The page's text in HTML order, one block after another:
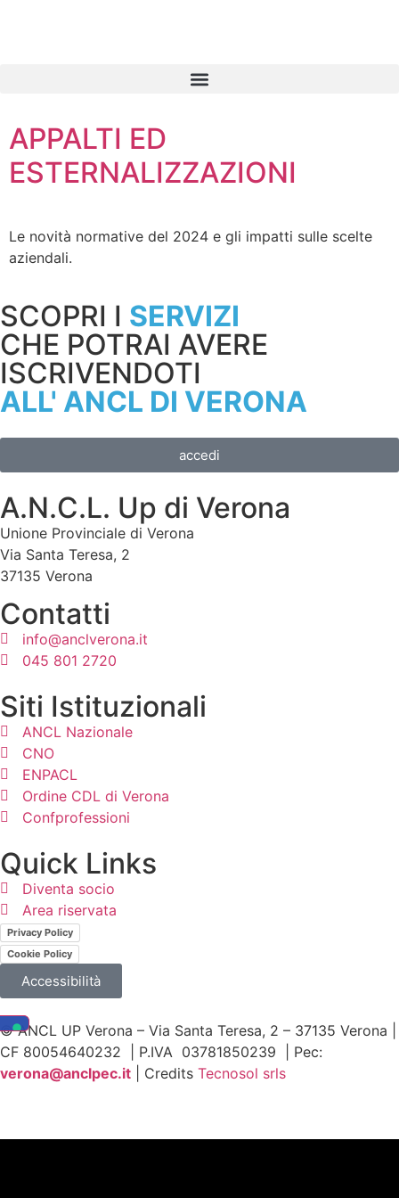
APPALTI ED
ESTERNALIZZAZIONI
Le novità normative del 2024 e gli impatti sulle scelte
aziendali.
SCOPRI I SERVIZI
CHE POTRAI AVERE
ISCRIVENDOTI
ALL' ANCL DI VERONA
accedi
A.N.C.L. Up di Verona
Unione Provinciale di Verona
Via Santa Teresa, 2
37135 Verona
Contatti
info@anclverona.it
045 801 2720
Siti Istituzionali
ANCL Nazionale
CNO
ENPACL
Ordine CDL di Verona
Confprofessioni
Quick Links
Diventa socio
Area riservata
Privacy Policy
Cookie Policy
Accessibilità
© ANCL UP Verona – Via Santa Teresa, 2 – 37135 Verona |
CF 80054640232 | P.IVA 03781850239 | Pec:
verona@anclpec.it | Credits Tecnosol srls